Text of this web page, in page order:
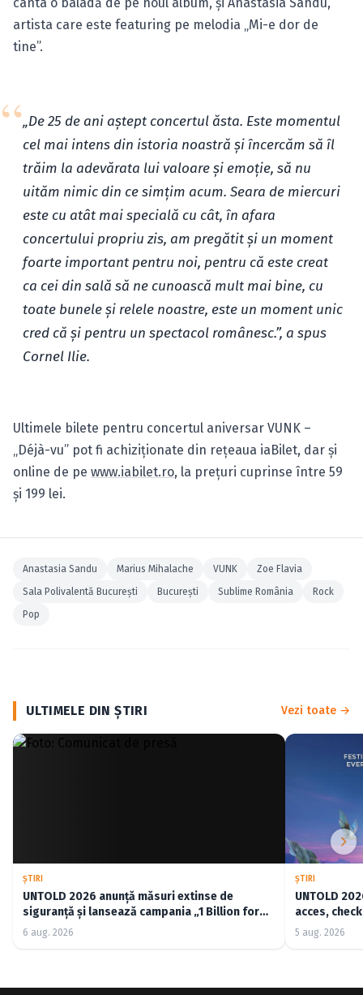
artista care este featuring pe melodia „Mi-e dor de
tine”.
„De 25 de ani aștept concertul ăsta. Este momentul
cel mai intens din istoria noastră și încercăm să îl
trăim la adevărata lui valoare și emoție, să nu
uităm nimic din ce simțim acum. Seara de miercuri
este cu atât mai specială cu cât, în afara
concertului propriu zis, am pregătit și un moment
foarte important pentru noi, pentru că este creat
ca cei din sală să ne cunoască mult mai bine, cu
toate bunele și relele noastre, este un moment unic
cred că și pentru un spectacol românesc.”, a spus
Cornel Ilie.
Ultimele bilete pentru concertul aniversar VUNK –
„Déjà-vu” pot fi achiziţionate din rețeaua iaBilet, dar și
online de pe www.iabilet.ro, la preţuri cuprinse între 59
şi 199 lei.
Anastasia Sandu Marius Mihalache VUNK
Zoe Flavia
Sala Polivalentă Bucureşti
Bucureşti Sublime România
Rock
Pop
ULTIMELE DIN ŞTIRI Vezi toate →
ŞTIRI
UNTOLD 2026 anunță măsuri extinse de
siguranță și lansează campania „1 Billion for
Good”
6 aug. 2026
ŞTIRI
UNTOLD
acces,
5 aug. 2026